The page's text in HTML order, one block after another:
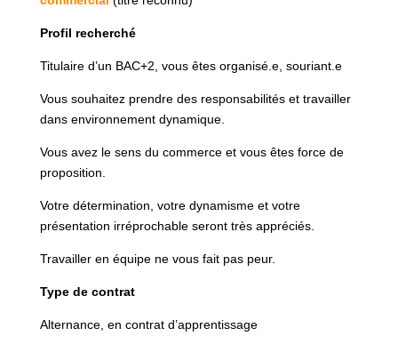
Profil recherché
Titulaire d’un BAC+2, vous êtes organisé.e, souriant.e
Vous souhaitez prendre des responsabilités et travailler
dans environnement dynamique.
Vous avez le sens du commerce et vous êtes force de
proposition.
Votre détermination, votre dynamisme et votre
présentation irréprochable seront très appréciés.
Travailler en équipe ne vous fait pas peur.
Type de contrat
Alternance, en contrat d’apprentissage